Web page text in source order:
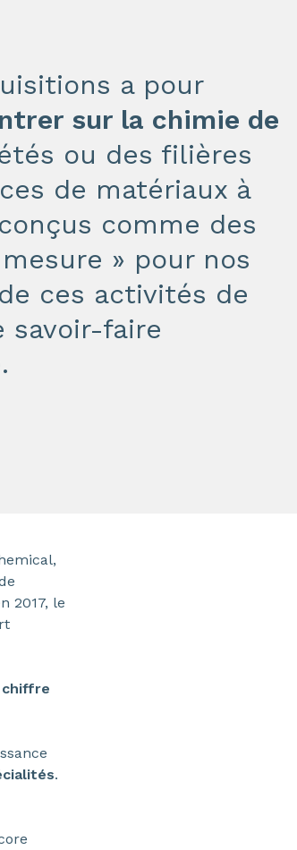
a pour
sur la chimie de
ou des filières
de matériaux à
comme des
» pour nos
ces activités de
savoir-faire
2017, le
chiffre
.